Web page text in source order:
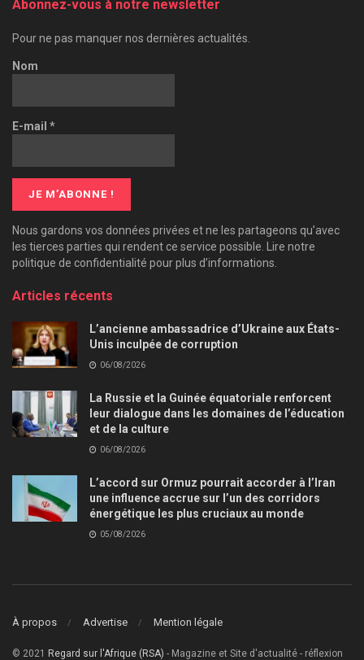
Abonnez-vous à notre newsletter
Pour ne pas manquer nos dernières actualités.
Nom
E-mail *
Nous gardons vos données privées et ne les partageons qu’avec
les tierces parties qui rendent ce service possible. Lire notre
politique de confidentialité pour plus d’informations.
Articles récents
L’ancienne ambassadrice d’Ukraine aux États-
Unis inculpée de corruption
06/08/2026
La Russie et la Guinée équatoriale renforcent
leur dialogue dans les domaines de l’éducation
et de la culture
06/08/2026
L’accord sur Ormuz pourrait accorder à l’Iran
une influence accrue sur l’un des corridors
énergétique les plus cruciaux au monde
05/08/2026
À propos Advertise Mention légale
© 2021 Regard sur l'Afrique (RSA) - Magazine et Site d'actualité - réflexion